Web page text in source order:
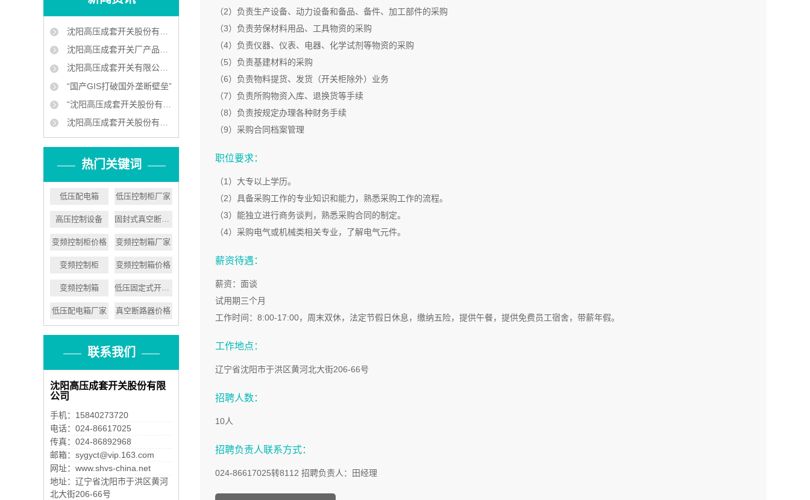
沈阳高压成套开关股份有限公司企业新闻
沈阳高压成套开关厂产品中标南京地铁工程
沈阳高压成套开关有限公司 让地铁用上中国供电设备
“国产GIS打破国外垄断壁垒”
“沈阳高压成套开关股份有限公司 ‘小个子’练就‘大本领’”
沈阳高压成套开关股份有限公司叫板洋品牌
热门关键词
低压配电箱 低压控制柜厂家
高压控制设备 固封式真空断路器
变频控制柜价格 变频控制箱厂家
变频控制柜 变频控制箱价格
变频控制箱 低压固定式开关设备
低压配电箱厂家 真空断路器价格
联系我们
沈阳高压成套开关股份有限
公司
手机：15840273720
电话：024-86617025
传真：024-86892968
邮箱：sygyct@vip.163.com
网址：www.shvs-china.net
地址：辽宁省沈阳市于洪区黄河
北大街206-66号
（2）负责生产设备、动力设备和备品、备件、加工部件的采购
（3）负责劳保材料用品、工具物资的采购
（4）负责仪器、仪表、电器、化学试剂等物资的采购
（5）负责基建材料的采购
（6）负责物料提货、发货（开关柜除外）业务
（7）负责所购物资入库、退换货等手续
（8）负责按规定办理各种财务手续
（9）采购合同档案管理
职位要求：
（1）大专以上学历。
（2）具备采购工作的专业知识和能力，熟悉采购工作的流程。
（3）能独立进行商务谈判，熟悉采购合同的制定。
（4）采购电气或机械类相关专业，了解电气元件。
薪资待遇：
薪资：面谈
试用期三个月
工作时间：8:00-17:00，周末双休，法定节假日休息，缴纳五险，提供午餐，提供免费员工宿舍，带薪年假。
工作地点：
辽宁省沈阳市于洪区黄河北大街206-66号
招聘人数：
10人
招聘负责人联系方式：
024-86617025转8112 招聘负责人：田经理